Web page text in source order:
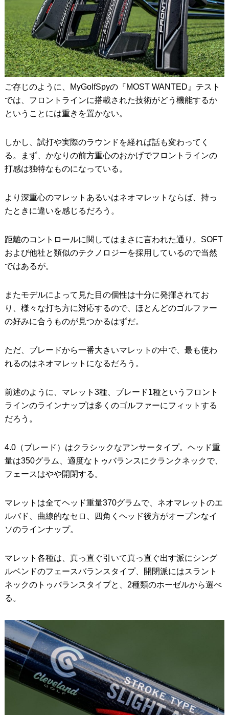
ご存じのように、MyGolfSpyの『MOST WANTED』テスト
では、フロントラインに搭載された技術がどう機能するか
ということには重きを置かない。
しかし、試打や実際のラウンドを経れば話も変わってく
る。まず、かなりの前方重心のおかげでフロントラインの
打感は独特なものになっている。
より深重心のマレットあるいはネオマレットならば、持っ
たときに違いを感じるだろう。
距離のコントロールに関してはまさに言われた通り。SOFT
および他社と類似のテクノロジーを採用しているので当然
ではあるが。
またモデルによって見た目の個性は十分に発揮されてお
り、様々な打ち方に対応するので、ほとんどのゴルファー
の好みに合うものが見つかるはずだ。
ただ、ブレードから一番大きいマレットの中で、最も使わ
れるのはネオマレットになるだろう。
前述のように、マレット3種、ブレード1種というフロント
ラインのラインナップは多くのゴルファーにフィットする
だろう。
4.0（ブレード）はクラシックなアンサータイプ。ヘッド重
量は350グラム、適度なトゥバランスにクランクネックで、
フェースはやや開閉する。
マレットは全てヘッド重量370グラムで、ネオマレットのエ
ルバド、曲線的なセロ、四角くヘッド後方がオープンなイ
ソのラインナップ。
マレット各種は、真っ直ぐ引いて真っ直ぐ出す派にシング
ルベンドのフェースバランスタイプ、開閉派にはスラント
ネックのトゥバランスタイプと、2種類のホーゼルから選べ
る。